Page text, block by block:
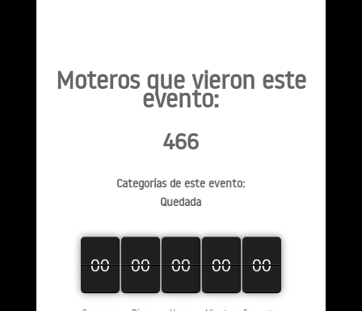
Moteros que vieron este
evento:
466
Categorías de este evento:
Quedada
00
00
00 00
00
00 00
00
00 00
00
00 00
00
00